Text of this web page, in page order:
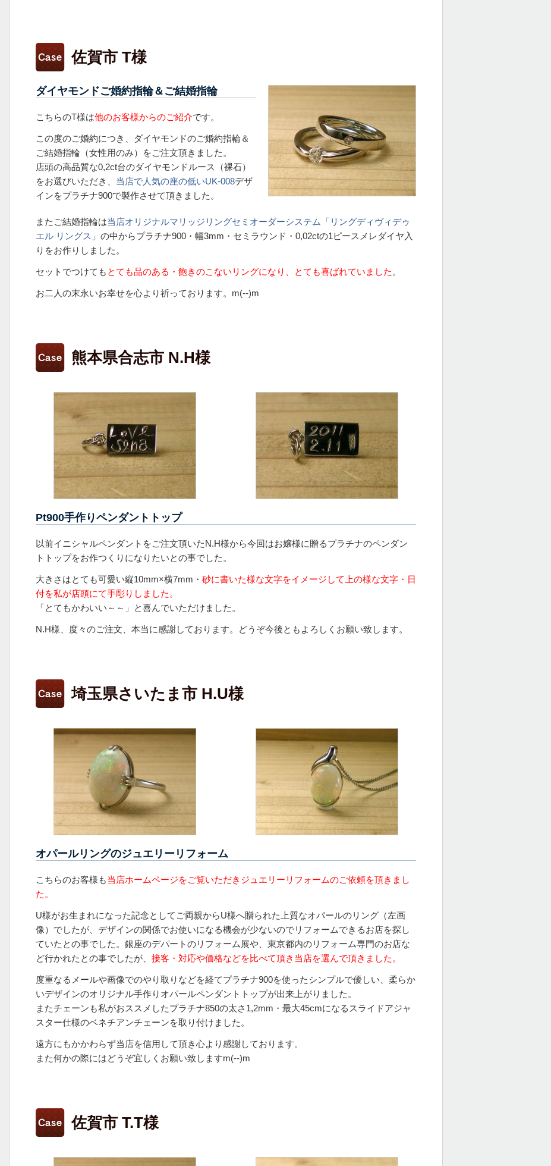
佐賀市 T様
ダイヤモンドご婚約指輪＆ご結婚指輪
こちらのT様は他のお客様からのご紹介です。
この度のご婚約につき、ダイヤモンドのご婚約指輪＆
ご結婚指輪（女性用のみ）をご注文頂きました。
店頭の高品質な0,2ct台のダイヤモンドルース（裸石）
をお選びいただき、 当店で人気の座の低いUK-008デザ
インをプラチナ900で製作させて頂きました。
またご結婚指輪は当店オリジナルマリッジリングセミオーダーシステム「リングディヴィデゥ
エル リングス」 の中からプラチナ900・幅3mm・セミラウンド・0,02ctの1ピースメレダイヤ入
りをお作りしました。
セットでつけても とても品のある・飽きのこないリングになり、とても喜ばれていました 。
お二人の末永いお幸せを心より祈っております。m(--)m
熊本県合志市 N.H様
Pt900手作りペンダントトップ
以前イニシャルペンダントをご注文頂いたN.H様から今回はお嬢様に贈るプラチナのペンダン
トトップをお作つくりになりたいとの事でした。
大きさはとても可愛い縦10mm×横7mm・ 砂に書いた様な文字をイメージして上の様な文字・日
付を私が店頭にて手彫りしました。
「とてもかわいい～～」と喜んでいただけました。
N.H様、度々のご注文、本当に感謝しております。どうぞ今後ともよろしくお願い致します。
埼玉県さいたま市 H.U様
オパールリングのジュエリーリフォーム
こちらのお客様も当店ホームページをご覧いただきジュエリーリフォームのご依頼を頂きまし
た。
U様がお生まれになった記念としてご両親からU様へ贈られた上質なオパールのリング（左画
像）でしたが、デザインの関係でお使いになる機会が少ないのでリフォームできるお店を探し
ていたとの事でした。銀座のデパートのリフォーム展や、東京都内のリフォーム専門のお店な
ど行かれたとの事でしたが、 接客・対応や価格などを比べて頂き当店を選んで頂きました。
度重なるメールや画像でのやり取りなどを経てプラチナ900を使ったシンプルで優しい、柔らか
いデザインのオリジナル手作りオパールペンダントトップが出来上がりました。
またチェーンも私がおススメしたプラチナ850の太さ1,2mm・最大45cmになるスライドアジャ
スター仕様のベネチアンチェーンを取り付けました。
遠方にもかかわらず当店を信用して頂き心より感謝しております。
また何かの際にはどうぞ宜しくお願い致しますm(--)m
佐賀市 T.T様